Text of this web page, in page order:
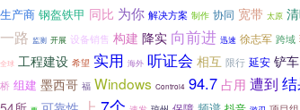
生产商 钢盔铁甲 同比 为你 解决方案 制作 协同 宽带 太原
一路 监测 开展 设备销售 构建 降实 向前进 迅速 徐志军 跨域
全球 工程建设 希望 实用 海外 听证会 相互 限行 延安 铲车
桥 组建 墨西哥 福 Windows Control4 94.7 占用 遭到